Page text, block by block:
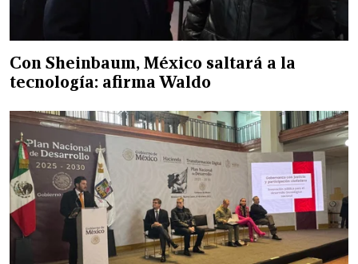
Con Sheinbaum, México saltará a la
tecnología: afirma Waldo